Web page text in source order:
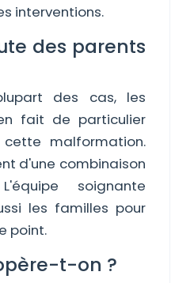
interventions.
des parents
des cas, les
fait de particulier
malformation.
d'une combinaison
soignante
les familles pour
point.
t-on ?